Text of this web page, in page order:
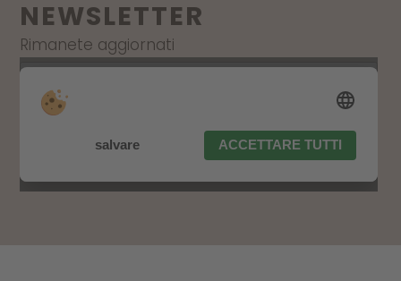
NEWSLETTER
Rimanete aggiornati